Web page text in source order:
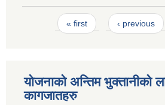
Pages« first ‹ previous
योजनाको अन्तिम भुक्तानीको
कागजातहरु